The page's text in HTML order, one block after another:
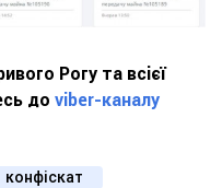
Рогу та всієї
до viber-каналу
конфіскат